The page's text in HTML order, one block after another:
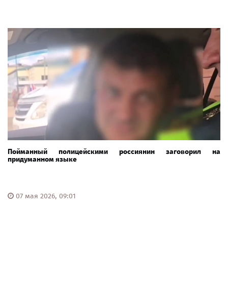
Пойманный полицейскими россиянин заговорил на
придуманном языке
07 мая 2026, 09:01